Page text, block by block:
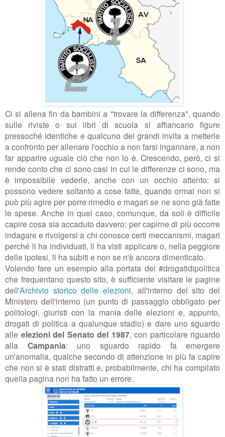
Ci si allena fin da bambini a "trovare la differenza", quando
sulle riviste o sui libri di scuola si affiancano figure
pressoché identiche e qualcuno dei grandi invita a metterle
a confronto per allenare l'occhio a non farsi ingannare, a non
far apparire uguale ciò che non lo è. Crescendo, però, ci si
rende conto che ci sono casi in cui le differenze ci sono, ma
è impossibile vederle, anche con un occhio attento: si
possono vedere soltanto a cose fatte, quando ormai non si
può più agire per porre rimedio e magari se ne sono già fatte
le spese. Anche in quel caso, comunque, da soli è difficile
capire cosa sia accaduto davvero: per capirne di più occorre
indagare e rivolgersi a chi conosce certi meccanismi, magari
perché li ha individuati, li ha visti applicare o, nella peggiore
delle ipotesi, li ha subiti e non se n'è ancora dimenticato.
Volendo fare un esempio alla portata dei #drogatidipolitica
che frequentano questo sito, è sufficiente visitare le pagine
dell'Archivio storico delle elezioni, all'interno del sito del
Ministero dell'interno (un punto di passaggio obbligato per
politologi, giuristi con la mania delle elezioni e, appunto,
drogati di politica a qualunque stadio) e dare uno sguardo
alle elezioni del Senato del 1987, con particolare riguardo
alla Campania: uno sguardo rapido fa emergere
un'anomalia, qualche secondo di attenzione in più fa capire
che non si è stati distratti e, probabilmente, chi ha compilato
quella pagina non ha fatto un errore.